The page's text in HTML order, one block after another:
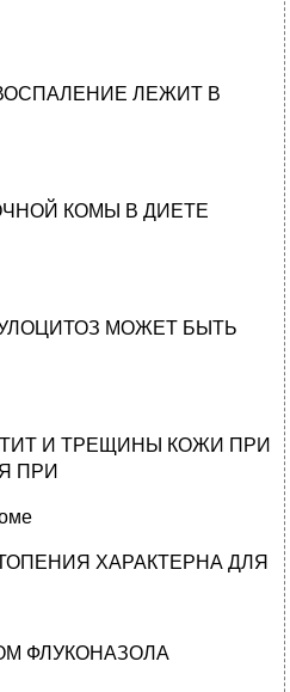
ЛЕЖИТ В
КОМЫ В ДИЕТЕ
МОЖЕТ БЫТЬ
И ТРЕЩИНЫ КОЖИ ПРИ
ПРИ
ХАРАКТЕРНА ДЛЯ
ФЛУКОНАЗОЛА